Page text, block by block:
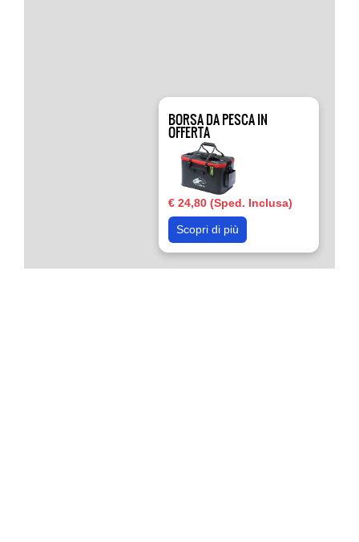
BORSA DA PESCA IN
OFFERTA
€ 24,80 (Sped. Inclusa)
Scopri di più